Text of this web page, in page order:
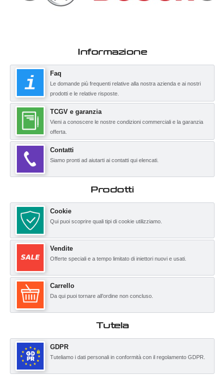
Informazione
Faq
Le domande più frequenti relative alla nostra azienda e ai nostri
prodotti e le relative risposte.
TCGV e garanzia
Vieni a conoscere le nostre condizioni commerciali e la garanzia
offerta.
Contatti
Siamo pronti ad aiutarti ai contatti qui elencati.
Prodotti
Cookie
Qui puoi scoprire quali tipi di cookie utilizziamo.
Vendite
Offerte speciali e a tempo limitato di iniettori nuovi e usati.
Carrello
Da qui puoi tornare all’ordine non concluso.
Tutela
GDPR
Tuteliamo i dati personali in conformità con il regolamento GDPR.